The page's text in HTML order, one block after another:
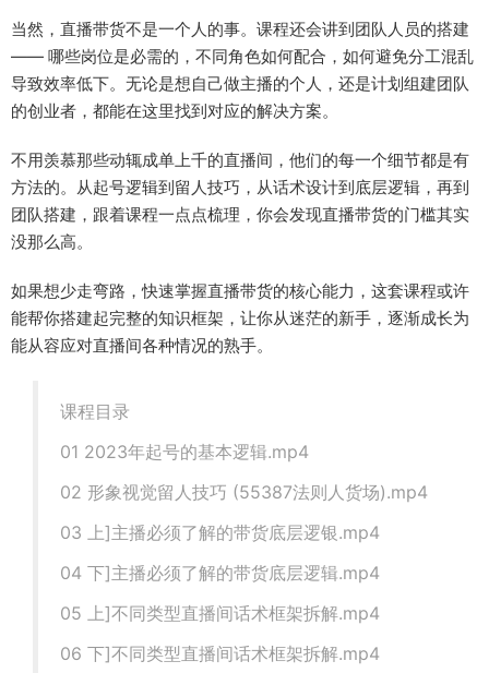
当然，直播带货不是一个人的事。课程还会讲到团队人员的搭建
—— 哪些岗位是必需的，不同角色如何配合，如何避免分工混乱
导致效率低下。无论是想自己做主播的个人，还是计划组建团队
的创业者，都能在这里找到对应的解决方案。
不用羡慕那些动辄成单上千的直播间，他们的每一个细节都是有
方法的。从起号逻辑到留人技巧，从话术设计到底层逻辑，再到
团队搭建，跟着课程一点点梳理，你会发现直播带货的门槛其实
没那么高。
如果想少走弯路，快速掌握直播带货的核心能力，这套课程或许
能帮你搭建起完整的知识框架，让你从迷茫的新手，逐渐成长为
能从容应对直播间各种情况的熟手。
课程目录
01 2023年起号的基本逻辑.mp4
02 形象视觉留人技巧 (55387法则人货场).mp4
03 上]主播必须了解的带货底层逻银.mp4
04 下]主播必须了解的带货底层逻辑.mp4
05 上]不同类型直播间话术框架拆解.mp4
06 下]不同类型直播间话术框架拆解.mp4